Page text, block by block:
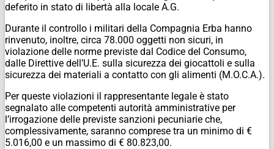
deferito in stato di libertà alla locale A.G.
Durante il controllo i militari della Compagnia Erba hanno
rinvenuto, inoltre, circa 78.000 oggetti non sicuri, in
violazione delle norme previste dal Codice del Consumo,
dalle Direttive dell’U.E. sulla sicurezza dei giocattoli e sulla
sicurezza dei materiali a contatto con gli alimenti (M.O.C.A.).
Per queste violazioni il rappresentante legale è stato
segnalato alle competenti autorità amministrative per
l’irrogazione delle previste sanzioni pecuniarie che,
complessivamente, saranno comprese tra un minimo di €
5.016,00 e un massimo di € 80.823,00.